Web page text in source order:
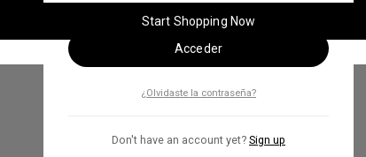
Recuérdame
Acceder
¿Olvidaste la contraseña?
Don't have an account yet? Sign up
Start Shopping Now